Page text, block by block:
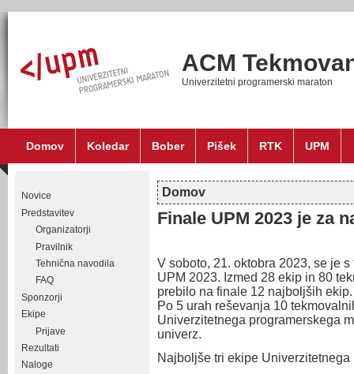
ACM
Univerzitetni programerski maraton
Domov Koledar Bober Pišek RTK UPM
Novice
Predstavitev
Organizatorji
Pravilnik
Tehnična navodila
FAQ
Sponzorji
Ekipe
Prijave
Rezultati
Naloge
Nahajate se tukaj
Domov
Finale UPM 2023 je za
V soboto, 21. oktobra 2023, se je
UPM 2023. Izmed 28 ekip in 80
prebilo na finale 12 najboljših
Po 5 urah reševanja 10
Univerzitetnega programerskega
univerz.
Najboljše tri ekipe